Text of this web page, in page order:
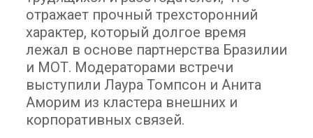
отражает прочный трехсторонний
характер, который долгое время
лежал в основе партнерства Бразилии
и МОТ. Модераторами встречи
выступили Лаура Томпсон и Анита
Аморим из кластера внешних и
корпоративных связей.